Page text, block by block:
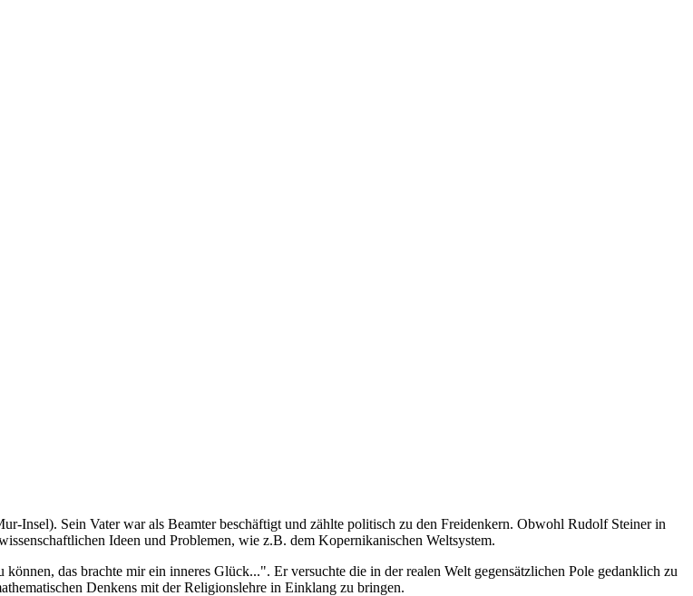
Insel). Sein Vater war als Beamter beschäftigt und zählte politisch zu den Freidenkern. Obwohl Rudolf Steiner in
Ideen und Problemen, wie z.B. dem Kopernikanischen Weltsystem.
das brachte mir ein inneres Glück...". Er versuchte die in der realen Welt gegensätzlichen Pole gedanklich zu
Denkens mit der Religionslehre in Einklang zu bringen.